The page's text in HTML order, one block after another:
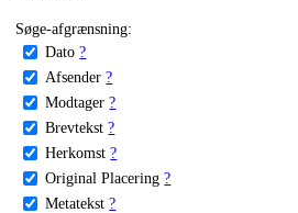
Søge-afgrænsning:
Dato ?
Afsender ?
Modtager ?
Brevtekst ?
Herkomst ?
Original Placering ?
Metatekst ?